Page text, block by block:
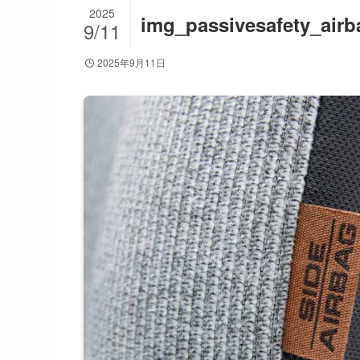
2025
9/11
2025年9月11日